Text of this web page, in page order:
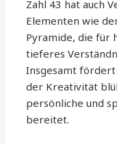
Zahl 43 hat auch
Elementen wie
Pyramide, die für
tieferes
Insgesamt fördert
der Kreativität
persönliche und
bereitet.